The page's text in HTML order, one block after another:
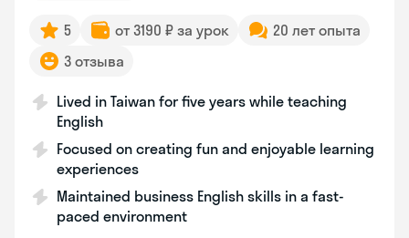
5 от 3190 ₽ за урок
20 лет опыта
3 отзыва
Lived in Taiwan for five years while teaching
English
Focused on creating fun and enjoyable learning
experiences
Maintained business English skills in a fast-
paced environment